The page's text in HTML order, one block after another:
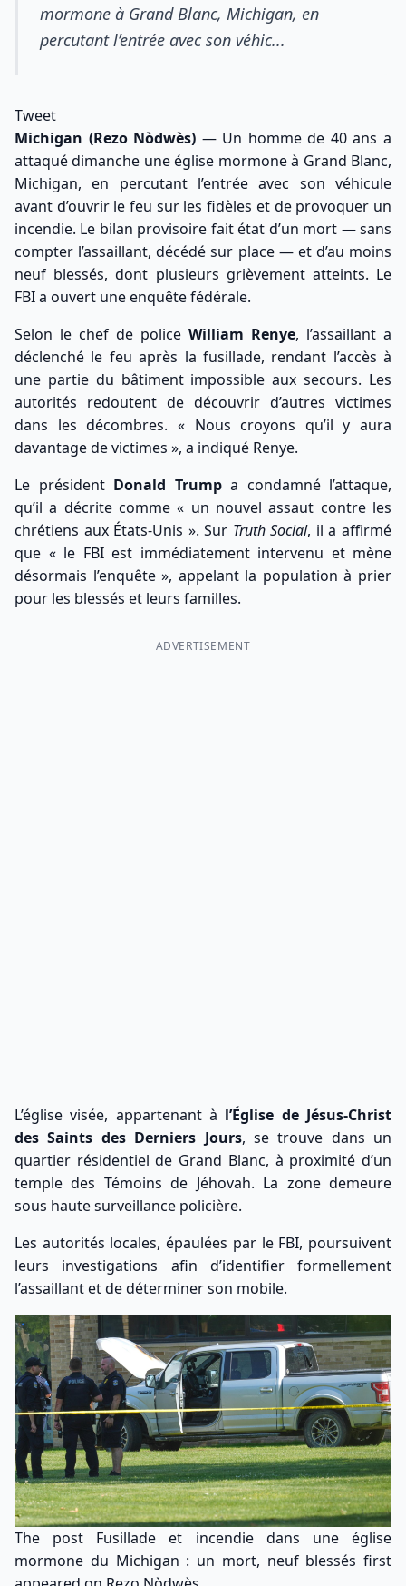
mormone à Grand Blanc, Michigan, en
percutant l’entrée avec son véhic...
Tweet
Michigan (Rezo Nòdwès) — Un homme de 40 ans a
attaqué dimanche une église mormone à Grand Blanc,
Michigan, en percutant l’entrée avec son véhicule
avant d’ouvrir le feu sur les fidèles et de provoquer un
incendie. Le bilan provisoire fait état d’un mort — sans
compter l’assaillant, décédé sur place — et d’au moins
neuf blessés, dont plusieurs grièvement atteints. Le
FBI a ouvert une enquête fédérale.
Selon le chef de police William Renye, l’assaillant a
déclenché le feu après la fusillade, rendant l’accès à
une partie du bâtiment impossible aux secours. Les
autorités redoutent de découvrir d’autres victimes
dans les décombres. « Nous croyons qu’il y aura
davantage de victimes », a indiqué Renye.
Le président Donald Trumpa condamné l’attaque,
qu’il a décrite comme « un nouvel assaut contre les
chrétiens aux États-Unis ». Sur Truth Social, il a affirmé
que « le FBI est immédiatement intervenu et mène
désormais l’enquête », appelant la population à prier
pour les blessés et leurs familles.
ADVERTISEMENT
L’église visée, appartenant à l’Église de Jésus-Christ
des Saints des Derniers Jours, se trouve dans un
quartier résidentiel de Grand Blanc, à proximité d’un
temple des Témoins de Jéhovah. La zone demeure
sous haute surveillance policière.
Les autorités locales, épaulées par le FBI, poursuivent
leurs investigations afin d’identifier formellement
l’assaillant et de déterminer son mobile.
The post Fusillade et incendie dans une église
mormone du Michigan : un mort, neuf blessés first